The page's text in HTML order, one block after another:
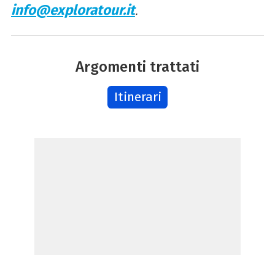
info@exploratour.it.
Argomenti trattati
Itinerari